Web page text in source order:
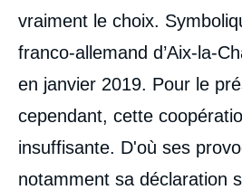
vraiment le choix.
franco-allemand d’Aix-la-
en janvier 2019. Pour le
cependant, cette
insuffisante. D'où ses
notamment sa déclaration